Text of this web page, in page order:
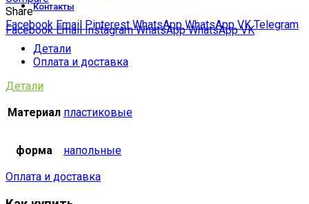
Контакты
Facebook Email Instagram WhatsApp WhatsApp VK
Share
Facebook Email Pinterest WhatsApp WhatsApp VK Telegram
Детали
Оплата и доставка
Детали
Материал пластиковые
форма
напольные
Оплата и доставка